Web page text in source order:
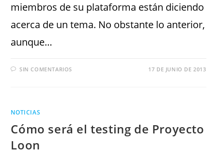
miembros de su plataforma están diciendo
acerca de un tema. No obstante lo anterior,
aunque…
SIN COMENTARIOS 17 DE JUNIO DE 2013
NOTICIAS
Cómo será el testing de Proyecto
Loon